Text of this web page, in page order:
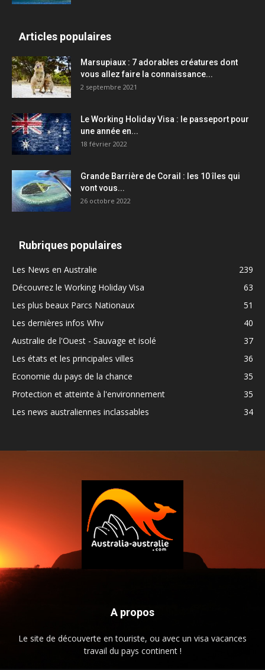
Articles populaires
Marsupiaux : 7 adorables créatures dont
vous allez faire la connaissance...
2 septembre 2021
Le Working Holiday Visa : le passeport pour
une année en...
18 février 2022
Grande Barrière de Corail : les 10 îles qui
vont vous...
26 octobre 2022
Rubriques populaires
Les News en Australie
239
Découvrez le Working Holiday Visa
63
Les plus beaux Parcs Nationaux
51
Les dernières infos Whv
40
Australie de l'Ouest - Sauvage et isolé
37
Les états et les principales villes
36
Economie du pays de la chance
35
Protection et atteinte à l'environnement
35
Les news australiennes inclassables
34
A propos
Le site de découverte en touriste, ou avec un visa vacances
travail du pays continent !